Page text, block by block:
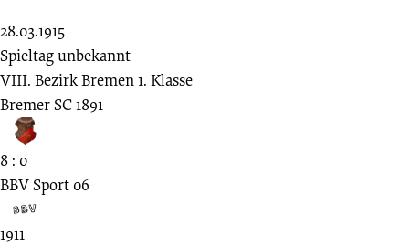
28.03.1915
Spieltag unbekannt
VIII. Bezirk Bremen 1. Klasse
Bremer SC 1891
8 : 0
BBV Sport 06
1911